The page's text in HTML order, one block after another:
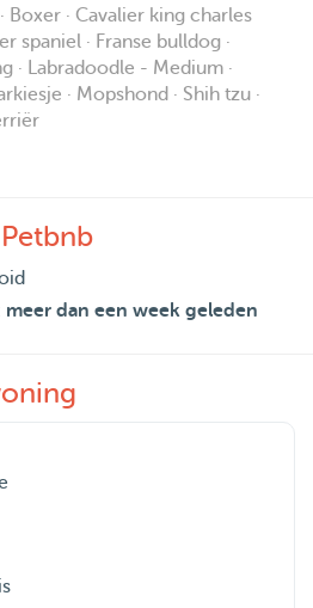
Boxer · Cavalier king charles
spaniel · Franse bulldog ·
· Labradoodle - Medium ·
· Mopshond · Shih tzu ·
meer dan een week geleden